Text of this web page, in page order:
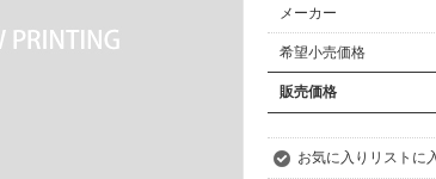
メーカー
希望小売価格
販売価格
お気に入りリストに